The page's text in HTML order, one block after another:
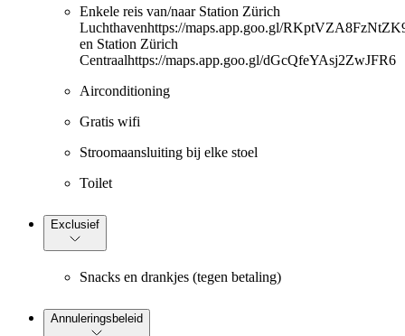
Enkele reis van/naar Station Zürich
Luchthavenhttps://maps.app.goo.gl/
en Station Zürich
Centraalhttps://maps.app.goo.gl/dGcQfeYAsj2ZwJFR6
Airconditioning
Gratis wifi
Stroomaansluiting bij elke stoel
Toilet
Exclusief
Snacks en drankjes (tegen betaling)
Annuleringsbeleid